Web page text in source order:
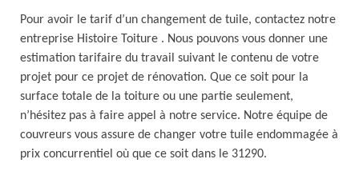
Pour avoir le tarif d’un changement de tuile, contactez notre
entreprise Histoire Toiture . Nous pouvons vous donner une
estimation tarifaire du travail suivant le contenu de votre
projet pour ce projet de rénovation. Que ce soit pour la
surface totale de la toiture ou une partie seulement,
n’hésitez pas à faire appel à notre service. Notre équipe de
couvreurs vous assure de changer votre tuile endommagée à
prix concurrentiel où que ce soit dans le 31290.